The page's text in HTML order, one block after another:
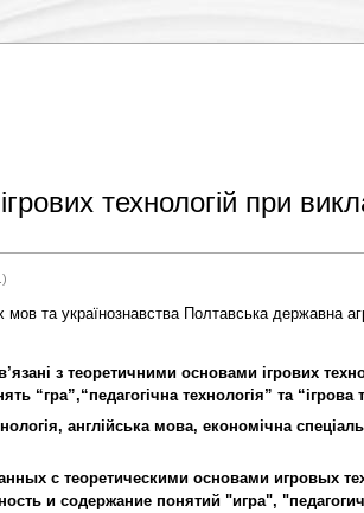
технологій при
та українознавства Полтавська державна
з теоретичними основами ігрових
“гра”,“педагогічна технологія” та “ігрова
англійська мова, економічна
с теоретическими основами игровых
и содержание понятий "игра",